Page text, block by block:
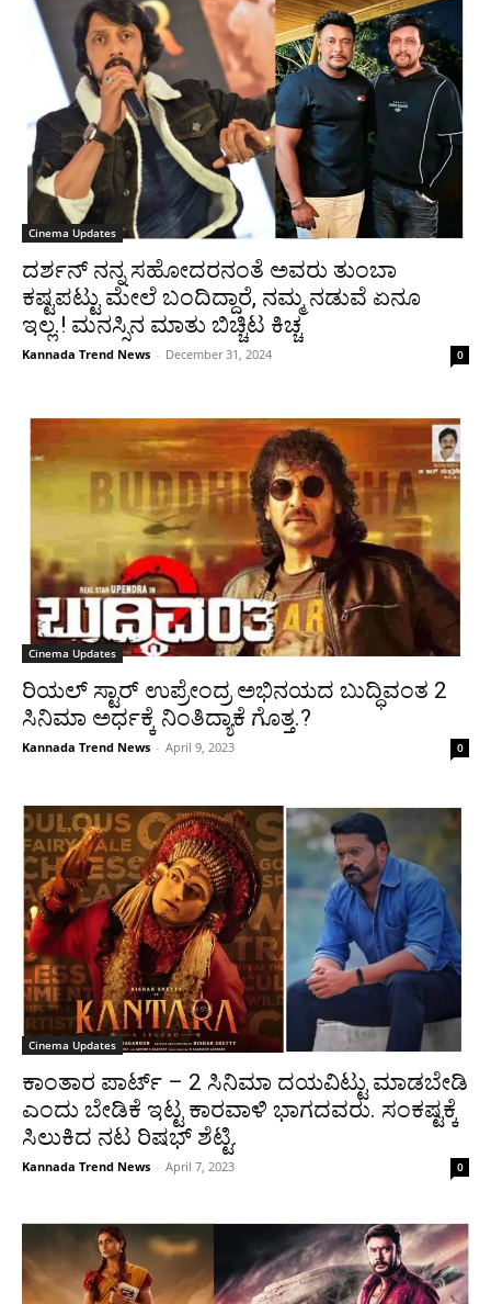
Cinema Updates
ದರ್ಶನ್ ನನ್ನ ಸಹೋದರನಂತೆ ಅವರು ತುಂಬಾ
ಕಷ್ಟಪಟ್ಟು ಮೇಲೆ ಬಂದಿದ್ದಾರೆ, ನಮ್ಮ ನಡುವೆ ಏನೂ
ಇಲ್ಲ.! ಮನಸ್ಸಿನ ಮಾತು ಬಿಚ್ಚಿಟ ಕಿಚ್ಚ
Kannada Trend News - December 31, 2024 0
Cinema Updates
ರಿಯಲ್ ಸ್ಟಾರ್ ಉಪ್ರೇಂದ್ರ ಅಭಿನಯದ ಬುದ್ಧಿವಂತ 2
ಸಿನಿಮಾ ಅರ್ಧಕ್ಕೆ ನಿಂತಿದ್ಯಾಕೆ ಗೊತ್ತ.?
Kannada Trend News - April 9, 2023 0
Cinema Updates
ಕಾಂತಾರ ಪಾರ್ಟ್ – 2 ಸಿನಿಮಾ ದಯವಿಟ್ಟು ಮಾಡಬೇಡಿ
ಎಂದು ಬೇಡಿಕೆ ಇಟ್ಟ ಕಾರವಾಳಿ ಭಾಗದವರು. ಸಂಕಷ್ಟಕ್ಕೆ
ಸಿಲುಕಿದ ನಟ ರಿಷಭ್ ಶೆಟ್ಟಿ.
Kannada Trend News - April 7, 2023 0